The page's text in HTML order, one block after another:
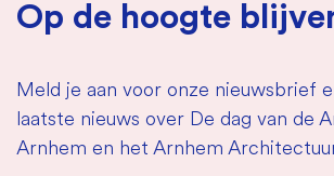
Op de hoogte
Meld je aan voor onze nieuwsbrief
laatste nieuws over De dag van de
Arnhem en het Arnhem